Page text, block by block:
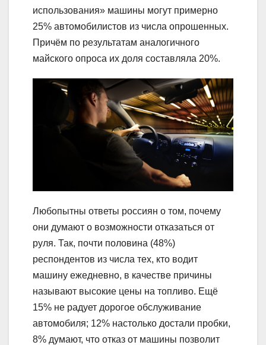
использования» машины могут примерно
25% автомобилистов из числа опрошенных.
Причём по результатам аналогичного
майского опроса их доля составляла 20%.
Любопытны ответы россиян о том, почему
они думают о возможности отказаться от
руля. Так, почти половина (48%)
респондентов из числа тех, кто водит
машину ежедневно, в качестве причины
называют высокие цены на топливо. Ещё
15% не радует дорогое обслуживание
автомобиля; 12% настолько достали пробки,
8% думают, что отказ от машины позволит